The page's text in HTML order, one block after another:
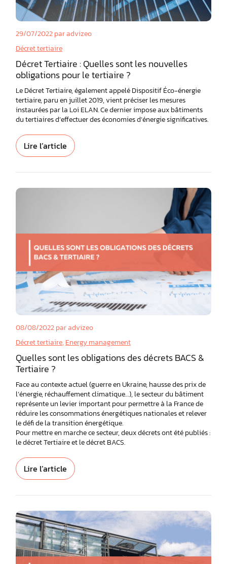
29/07/2022par advizeo
Décret tertiaire
Décret Tertiaire : Quelles sont les nouvelles
obligations pour le tertiaire ?
Le Décret Tertiaire, également appelé Dispositif Éco-énergie
tertiaire, paru en juillet 2019, vient préciser les mesures
instaurées par la Loi ELAN. Ce dernier impose aux bâtiments
du tertiaires d’effectuer des économies d’énergie significatives.
Lire l’article
08/08/2022par advizeo
Décret tertiaire, Energy management
Quelles sont les obligations des décrets BACS &
Tertiaire ?
Face au contexte actuel (guerre en Ukraine, hausse des prix de
l’énergie, réchauffement climatique…), le secteur du bâtiment
représente un levier important pour permettre à la France de
réduire les consommations énergétiques nationales et relever
le défi de la transition énergétique.
Pour mettre en marche ce secteur, deux décrets ont été publiés :
le décret Tertiaire et le décret BACS.
Lire l’article